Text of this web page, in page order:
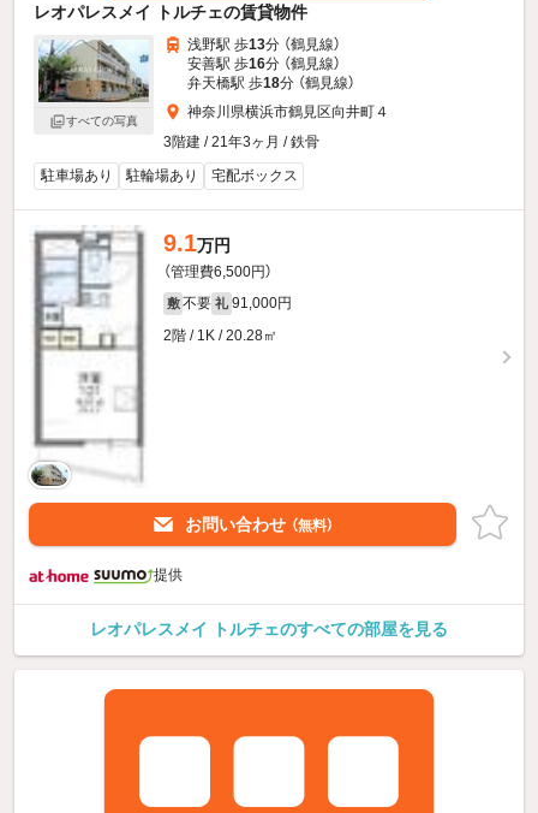
レオパレスメイ トルチェの賃貸物件
すべての写真
浅野駅 歩13分 （鶴見線）
安善駅 歩16分 （鶴見線）
弁天橋駅 歩18分 （鶴見線）
神奈川県横浜市鶴見区向井町４
3階建 / 21年3ヶ月 / 鉄骨
駐車場あり
駐輪場あり 宅配ボックス
9.1万円
（管理費6,500円）
敷 不要 礼 91,000円
2階 / 1K / 20.28㎡
お問い合わせ （無料）
提供
レオパレスメイ トルチェのすべての部屋を見る